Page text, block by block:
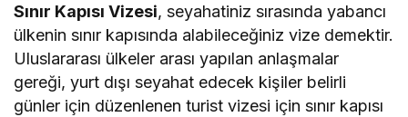
Sınır Kapısı Vizesi, seyahatiniz sırasında yabancı
ülkenin sınır kapısında alabileceğiniz vize demektir.
Uluslararası ülkeler arası yapılan anlaşmalar
gereği, yurt dışı seyahat edecek kişiler belirli
günler için düzenlenen turist vizesi için sınır kapısı